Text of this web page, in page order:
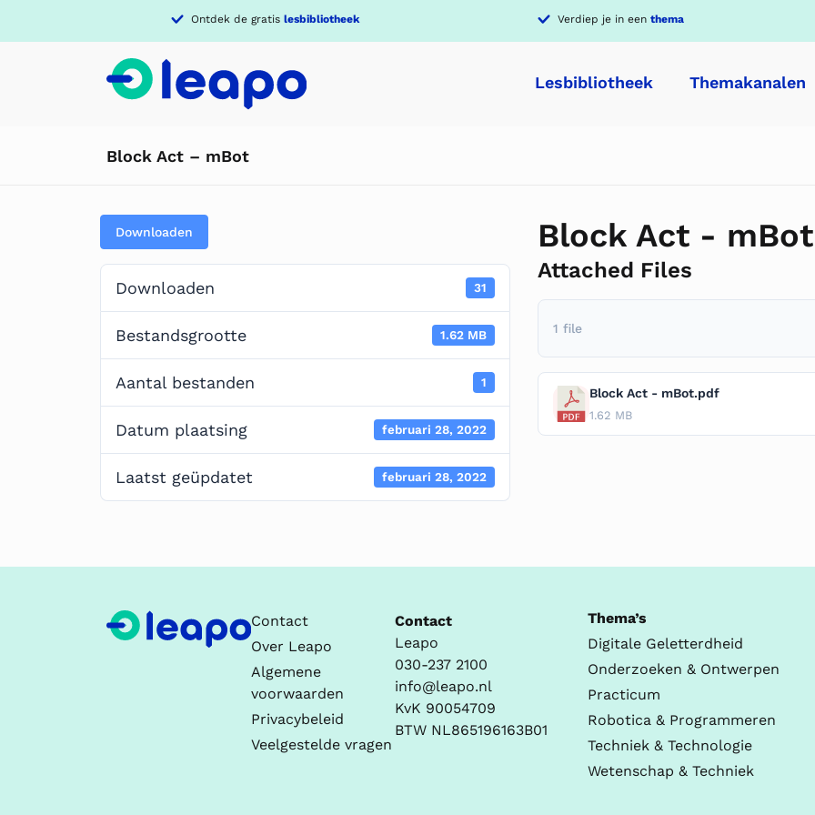
Ontdek de gratis lesbibliotheek Verdiep je in eenthema
Lesbibliotheek Themakanalen
Block Act – mBot
Downloaden
Downloaden 31
Bestandsgrootte 1.62 MB
Aantal bestanden 1
Datum plaatsing februari 28, 2022
Laatst geüpdatet februari 28, 2022
Block Act - mBot
Attached Files
1 file
Block Act - mBot.pdf
1.62 MB
Contact
Over Leapo
Algemene
voorwaarden
Privacybeleid
Veelgestelde vragen
Contact
Leapo
030-237 2100
info@leapo.nl
KvK 90054709
BTW NL865196163B01
Thema’s
Digitale Geletterdheid
Onderzoeken & Ontwerpen
Practicum
Robotica & Programmeren
Techniek & Technologie
Wetenschap & Techniek